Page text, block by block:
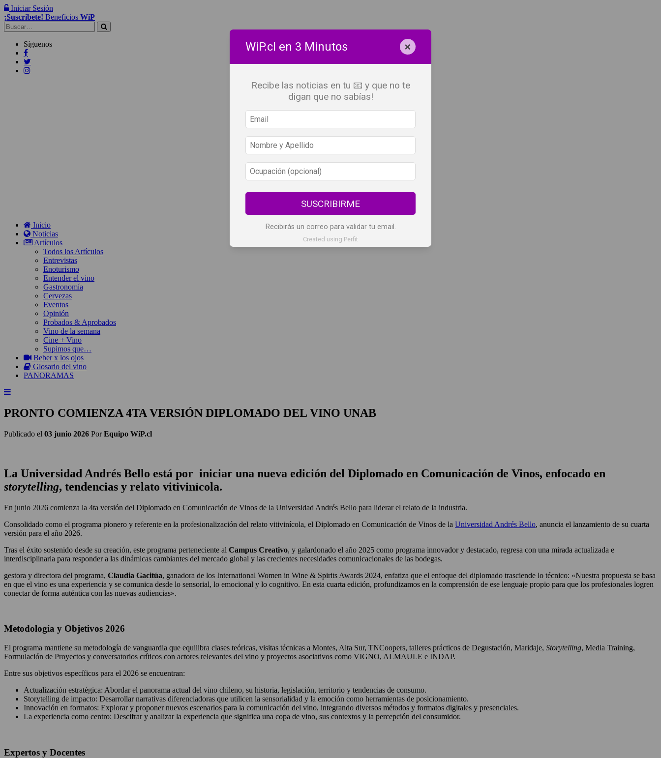
Iniciar Sesión
¡Suscribete! Beneficios WiP
Buscar:
Síguenos
Inicio
Noticias
Artículos
Todos los Artículos
Entrevistas
Enoturismo
Entender el vino
Gastronomía
Cervezas
Eventos
Opinión
Probados & Aprobados
Vino de la semana
Cine + Vino
Supimos que…
Beber x los ojos
Glosario del vino
PANORAMAS
PRONTO COMIENZA 4TA VERSIÓN DIPLOMADO DEL VINO UNAB
Publicado el 03 junio 2026 PorEquipo WiP.cl
La Universidad Andrés Bello está por iniciar una nueva edición del Diplomado en Comunicación de Vinos, enfocado en
storytelling, tendencias y relato vitivinícola.
En junio 2026 comienza la 4ta versión del Diplomado en Comunicación de Vinos de la Universidad Andrés Bello para liderar el relato de la industria.
Consolidado como el programa pionero y referente en la profesionalización del relato vitivinícola, el Diplomado en Comunicación de Vinos de la Universidad Andrés Bello, anuncia el lanzamiento de su cuarta
versión para el año 2026.
Tras el éxito sostenido desde su creación, este programa perteneciente al Campus Creativo, y galardonado el año 2025 como programa innovador y destacado, regresa con una mirada actualizada e
interdisciplinaria para responder a las dinámicas cambiantes del mercado global y las crecientes necesidades comunicacionales de las bodegas.
gestora y directora del programa, Claudia Gacitúa, ganadora de los International Women in Wine & Spirits Awards 2024, enfatiza que el enfoque del diplomado trasciende lo técnico: «Nuestra propuesta se basa
en que el vino es una experiencia y se comunica desde lo sensorial, lo emocional y lo cognitivo. En esta cuarta edición, profundizamos en la comprensión de ese lenguaje propio para que los profesionales logren
conectar de forma auténtica con las nuevas audiencias».
Metodología y Objetivos 2026
El programa mantiene su metodología de vanguardia que equilibra clases teóricas, visitas técnicas a Montes, Alta Sur, TNCoopers, talleres prácticos de Degustación, Maridaje, Storytelling, Media Training,
Formulación de Proyectos y conversatorios críticos con actores relevantes del vino y proyectos asociativos como VIGNO, ALMAULE e INDAP.
Entre sus objetivos específicos para el 2026 se encuentran:
Actualización estratégica: Abordar el panorama actual del vino chileno, su historia, legislación, territorio y tendencias de consumo.
Storytelling de impacto: Desarrollar narrativas diferenciadoras que utilicen la sensorialidad y la emoción como herramientas de posicionamiento.
Innovación en formatos: Explorar y proponer nuevos escenarios para la comunicación del vino, integrando diversos métodos y formatos digitales y presenciales.
La experiencia como centro: Descifrar y analizar la experiencia que significa una copa de vino, sus contextos y la percepción del consumidor.
Expertos y Docentes
WiP.cl en 3 Minutos ×
Recibe las noticias en tu 📧 y que no te
digan que no sabías!
SUSCRIBIRME
Recibirás un correo para validar tu email.
Created using Perfit